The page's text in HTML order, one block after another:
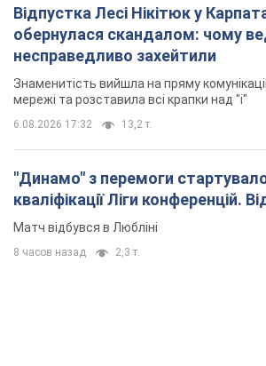
Відпустка Лесі Нікітюк у
обернулася скандалом: чому
несправедливо захейтили
Знаменитість вийшла на пряму
мережі та розставила всі крапки над "і"
6.08.2026 17:32 13,2 т.
"Динамо" з перемоги
кваліфікації Ліги конференцій.
Матч відбувся в Любліні
8 часов назад 2,3 т.